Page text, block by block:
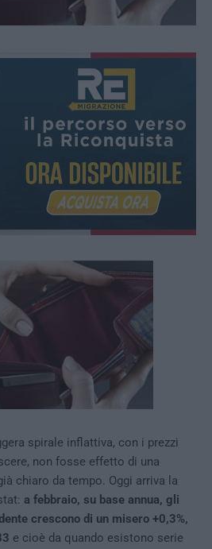
spirale inflattiva, con i prezzi
non fosse effetto di una
chiaro da tempo. Oggi arriva la
a febbraio, su base annua, gli
crescono di un misero +0,3%,
e cioè da quando esistono serie